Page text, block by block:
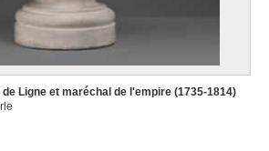
Ligne et maréchal de l'empire (1735-1814)